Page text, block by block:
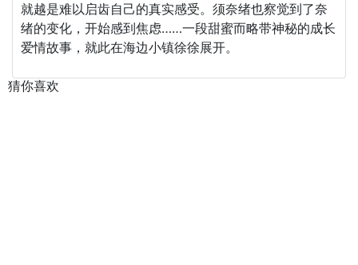
就越是难以启齿自己的真实感受。须奈绪也察觉到了奈
绪的变化，开始感到焦虑……一段甜蜜而略带神秘的成长
爱情故事，就此在海边小镇徐徐展开。
猜你喜欢